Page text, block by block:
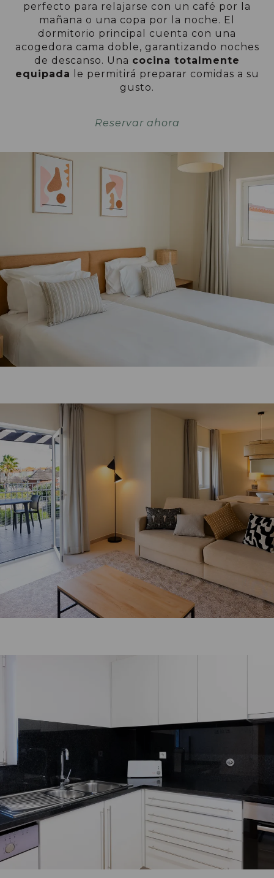
perfecto para relajarse con un café por la
mañana o una copa por la noche. El
dormitorio principal cuenta con una
acogedora cama doble, garantizando noches
de descanso. Una cocina totalmente
equipada le permitirá preparar comidas a su
gusto.
Reservar ahora